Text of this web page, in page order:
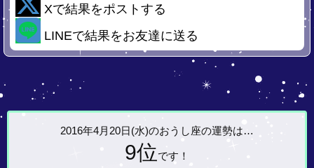
Xで結果をポストする
LINEで結果をお友達に送る
2016年4月20日(水)のおうし座の運勢は…
9位です！